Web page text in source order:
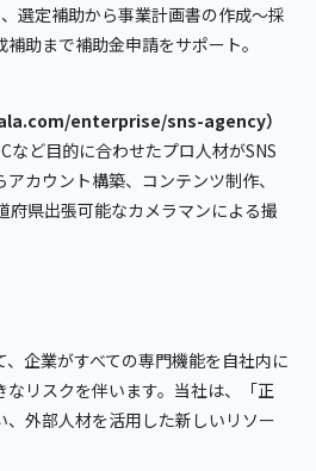
選定補助から事業計画書の作成〜採
助まで補助金申請をサポート。
enterprise/sns-agency）
など目的に合わせたプロ人材がSNS
カウント構築、コンテンツ制作、
府県出張可能なカメラマンによる撮
企業がすべての専門機能を自社内に
リスクを伴います。当社は、「正
外部人材を活用した新しいリソー